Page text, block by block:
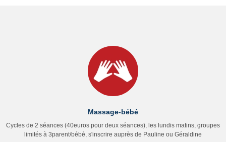
Massage-bébé
Cycles de 2 séances (40euros pour deux séances), les lundis matins, groupes
limités à 3parent/bébé, s'inscrire auprès de Pauline ou Géraldine